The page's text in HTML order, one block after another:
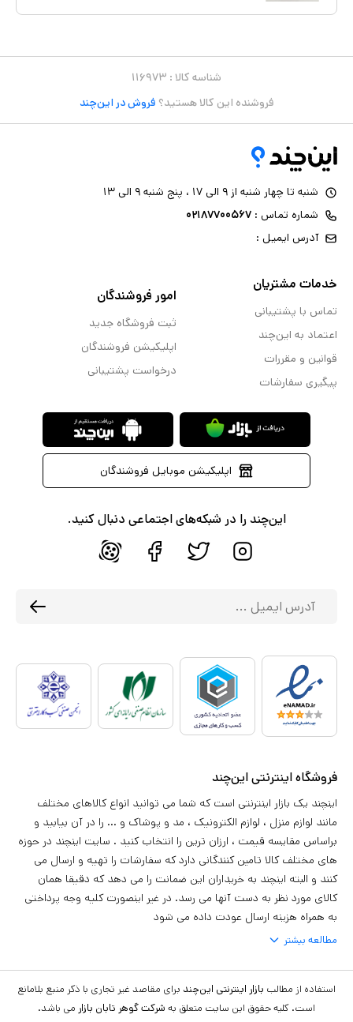
شناسه کالا : ۱۱۶۹۷۳
فروشنده این کالا هستید؟ فروش در این‌چند
شنبه تا چهار شنبه از ۹ الی ۱۷ ، پنج شنبه ۹ الی ۱۳
شماره تماس : ۰۲۱۸۷۷۰۰۵۶۷
آدرس ایمیل :
خدمات مشتریان
تماس با پشتیبانی
اعتماد به این‌چند
قوانین و مقررات
پیگیری سفارشات
امور فروشندگان
ثبت فروشگاه جدید
اپلیکیشن فروشندگان
درخواست پشتیبانی
اپلیکیشن موبایل فروشندگان
این‌چند را در شبکه‌های اجتماعی دنبال کنید.
فروشگاه اینترنتی این‌چند
اینچند یک بازار اینترنتی است که شما می توانید انواع کالاهای مختلف
مانند لوازم منزل ، لوازم الکترونیک ، مد و پوشاک و ... را در آن بیابید و
براساس مقایسه قیمت ، ارزان ترین را انتخاب کنید . سایت اینچند در حوزه
های مختلف کالا تامین کنندگانی دارد که سفارشات را تهیه و ارسال می
کنند و البته اینچند به خریداران این ضمانت را می دهد که دقیقا همان
کالای مورد نظر به دست آنها می رسد. در غیر اینصورت کلیه وجه پرداختی
به همراه هزینه ارسال عودت داده می شود
مطالعه بیشتر
استفاده از مطالب بازار اینترنتی این‌چند برای مقاصد غیر تجاری با ذکر منبع بلامانع
است. کلیه حقوق این سایت متعلق به شرکت گوهر تابان بازار می باشد.